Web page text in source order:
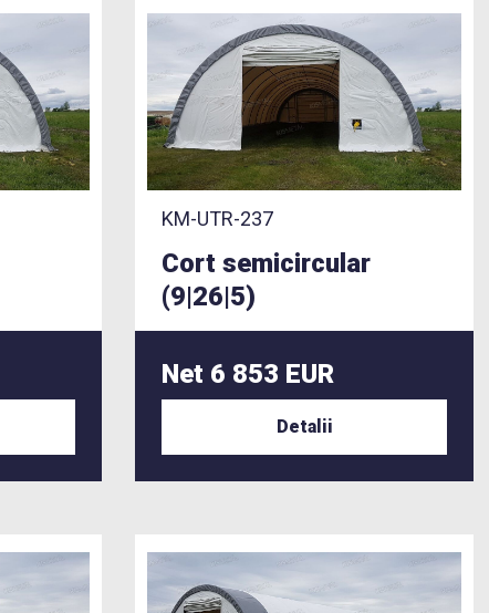
KM-UTR-237
Cort semicircular
(9|26|5)
Net 6 853 EUR
Detalii